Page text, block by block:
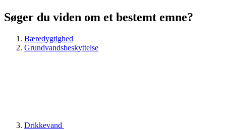
Søger du viden om et bestemt emne?
Bæredygtighed
Grundvandsbeskyttelse
Drikkevand